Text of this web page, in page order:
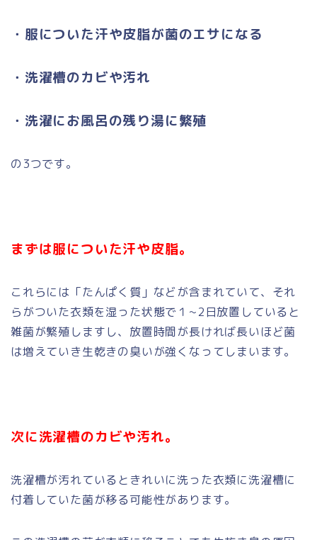
・服についた汗や皮脂が菌のエサになる
・洗濯槽のカビや汚れ
・洗濯にお風呂の残り湯に繁殖
の3つです。
まずは服についた汗や皮脂。
これらには「たんぱく質」などが含まれていて、それ
らがついた衣類を湿った状態で１~2日放置していると
雑菌が繁殖しますし、放置時間が長ければ長いほど菌
は増えていき生乾きの臭いが強くなってしまいます。
次に洗濯槽のカビや汚れ。
洗濯槽が汚れているときれいに洗った衣類に洗濯槽に
付着していた菌が移る可能性があります。